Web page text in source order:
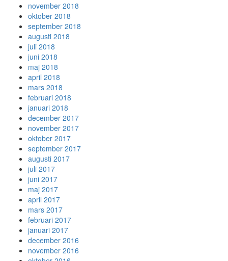
november 2018
oktober 2018
september 2018
augusti 2018
juli 2018
juni 2018
maj 2018
april 2018
mars 2018
februari 2018
januari 2018
december 2017
november 2017
oktober 2017
september 2017
augusti 2017
juli 2017
juni 2017
maj 2017
april 2017
mars 2017
februari 2017
januari 2017
december 2016
november 2016